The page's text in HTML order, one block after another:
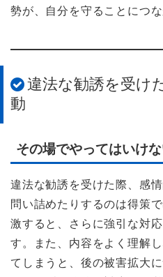
勢が、自分を守ることにつな
違法な勧誘を受け
動
その場でやってはいけ
違法な勧誘を受けた際、感
問い詰めたりするのは得策
激すると、さらに強引な対
す。また、内容をよく理解
てしまうと、後の被害拡大